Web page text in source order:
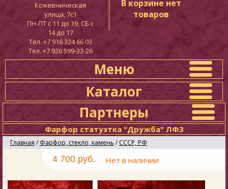
Кожевническая
улица, 7с1
ПН-ПТ c 11 до 19, СБ с
14 до 17
Тел. +7 916 324 66 03
Тел. +7 926 599-33-26
В корзине нет
товаров
Меню
Каталог
Партнеры
Фарфор статуэтка "Дружба" ЛФЗ
Главная / Фарфор, стекло, камень / СССР, РФ
4 700 руб. Нет в наличии